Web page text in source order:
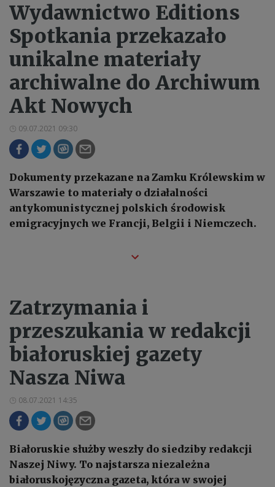
Wydawnictwo Editions
Spotkania przekazało
unikalne materiały
archiwalne do Archiwum
Akt Nowych
09.07.2021 09:30
Dokumenty przekazane na Zamku Królewskim w
Warszawie to materiały o działalności
antykomunistycznej polskich środowisk
emigracyjnych we Francji, Belgii i Niemczech.
Zatrzymania i
przeszukania w redakcji
białoruskiej gazety
Nasza Niwa
08.07.2021 14:35
Białoruskie służby weszły do siedziby redakcji
Naszej Niwy. To najstarsza niezależna
białoruskojęzyczna gazeta, która w swojej